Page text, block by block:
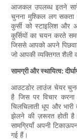
आजकल उपलब्ध इतने
चुनना मुश्किल लग
कुर्सी को स्टाइलिश और
कुर्सियों का चयन करते
जिससे आपको अपने
जो आपकी व्यक्तिगत शैली
सामग्री और स्थायित्व:
आउटडोर लाउंज चेयर
है जिस पर विचार
चिलचिलाती धूप और
झेलने की ज़रूरत होती
सामग्रियाँ अपनी
गई हैं।